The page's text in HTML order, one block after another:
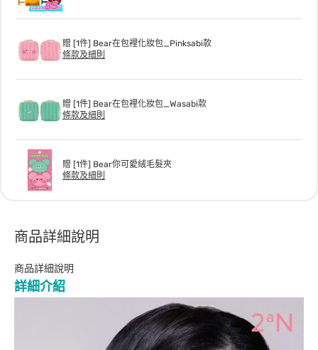
贈 [1件] Bear在包裡化妝包_Pinksabi款
條款及細則
贈 [1件] Bear在包裡化妝包_Wasabi款
條款及細則
贈 [1件] Bear你可愛絨毛髮夾
條款及細則
商品詳細說明
商品詳細說明
詳細介紹